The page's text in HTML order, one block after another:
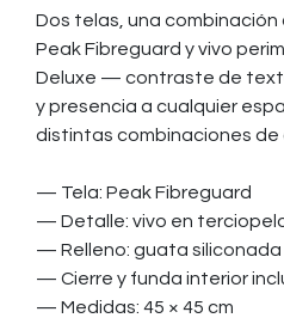
Dos telas, una combinación
Peak Fibreguard y vivo
Deluxe — contraste de
y presencia a cualquier
distintas combinaciones de
— Tela: Peak Fibreguard
— Detalle: vivo en
— Relleno: guata siliconada
— Cierre y funda interior
— Medidas: 45 × 45 cm